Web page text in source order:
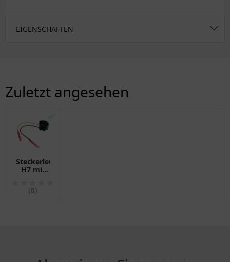
EIGENSCHAFTEN
Zuletzt angesehen
✅
Steckerleuchte
H7 mit
(0)